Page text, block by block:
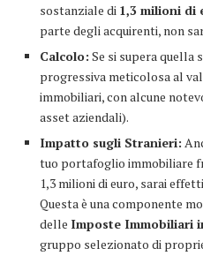
sostanziale di 1,3 milioni di
parte degli acquirenti, non
Calcolo: Se si supera quella
progressiva meticolosa al
immobiliari, con alcune
asset aziendali).
Impatto sugli Stranieri:
tuo portafoglio immobiliare
1,3 milioni di euro, sarai
Questa è una componente
delle Imposte Immobiliari
gruppo selezionato di